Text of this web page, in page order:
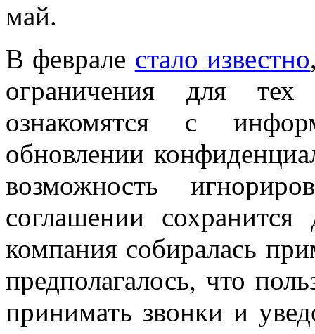
май.
В феврале стало известно
ограничения для тех
ознакомятся с
обновлении
возможность
соглашении
компания собиралась
предполагалось, что
принимать звонки и